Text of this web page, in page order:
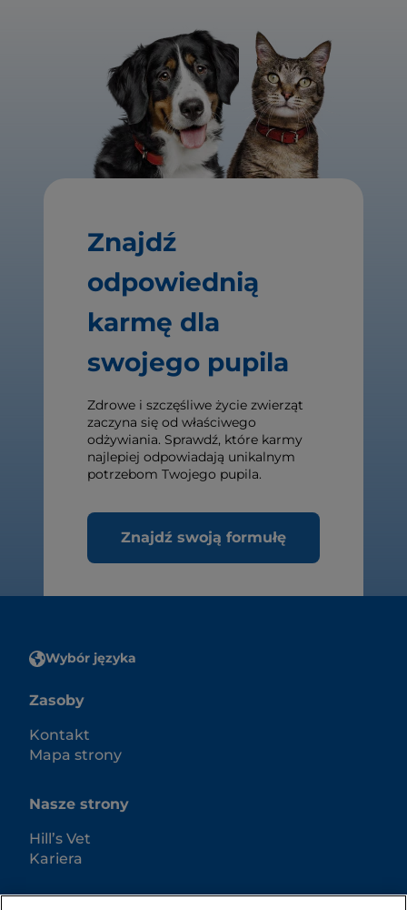
Znajdź
odpowiednią
karmę dla
swojego pupila
Zdrowe i szczęśliwe życie zwierząt
zaczyna się od właściwego
odżywiania. Sprawdź, które karmy
najlepiej odpowiadają unikalnym
potrzebom Twojego pupila.
Znajdź swoją formułę
Wybór języka
Zasoby
Kontakt
Mapa strony
Nasze strony
Hill’s Vet
Kariera